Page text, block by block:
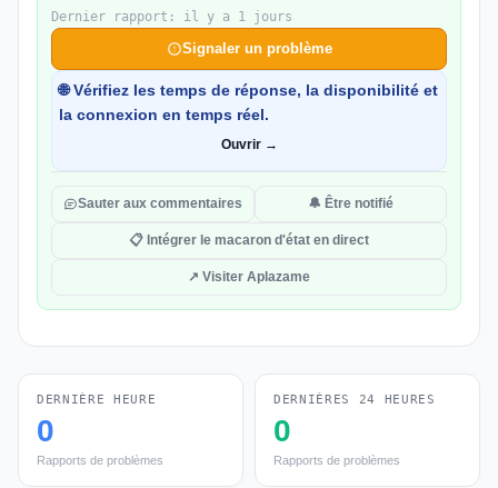
Dernier rapport: il y a 1 jours
Signaler un problème
🌐 Vérifiez les temps de réponse, la disponibilité et
la connexion en temps réel.
Ouvrir →
Sauter aux commentaires 🔔 Être notifié
📋 Intégrer le macaron d'état en direct
↗ Visiter Aplazame
DERNIÈRE HEURE
0
Rapports de problèmes
DERNIÈRES 24 HEURES
0
Rapports de problèmes